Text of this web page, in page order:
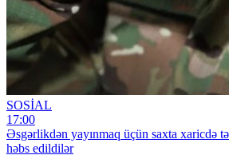
SOSİAL
17:00
Əsgərlikdən yayınmaq üçün saxta xaricdə
həbs edildilər